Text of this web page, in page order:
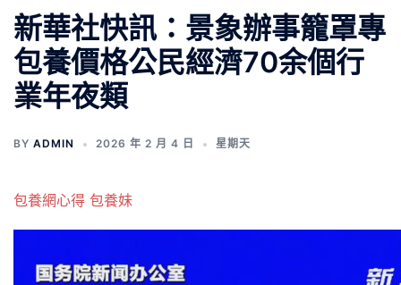
新華社快訊：景象辦事籠罩專
包養價格公民經濟70余個行
業年夜類
BY ADMIN 2026 年 2 月 4 日 星期天
包養網心得 包養妹